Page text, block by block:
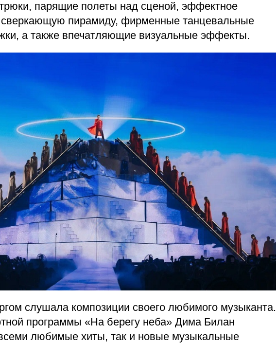
трюки, парящие полеты над сценой, эффектное
сверкающую пирамиду, фирменные танцевальные
а также впечатляющие визуальные эффекты.
слушала композиции своего любимого музыканта.
программы «На берегу неба» Дима Билан
любимые хиты, так и новые музыкальные